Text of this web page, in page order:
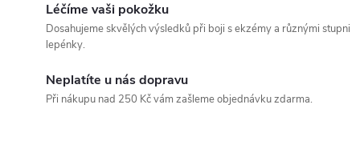
Léčíme vaši pokožku
Dosahujeme skvělých výsledků při boji s ekzémy a různými stupni
lepénky.
Neplatíte u nás dopravu
Při nákupu nad 250 Kč vám zašleme objednávku zdarma.